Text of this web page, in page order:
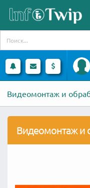
Видеомонтаж и
Видеомонтаж и